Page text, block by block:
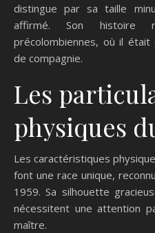
distingue par sa taille
affirmé. Son histoire
précolombiennes, où il était
de compagnie.
Les
physiques
Les caractéristiques
font une race unique,
1959. Sa silhouette
nécessitent une attention
maître.